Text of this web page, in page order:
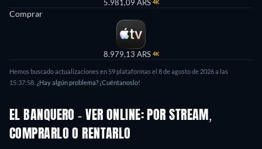
5.981,09 ARS 4K
Comprar
8.979,13 ARS 4K
Hemos buscado actualizaciones en 59 plataformas el 8 de agosto de 2026 a las
15:37:58. ¿Hay algún problema? ¡Cuéntanoslo!
EL BANQUERO - VER ONLINE: POR STREAM,
COMPRARLO O RENTARLO